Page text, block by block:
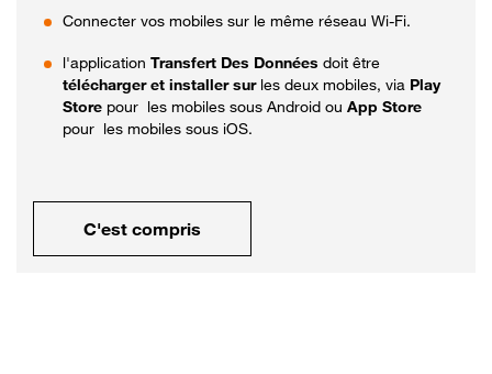
Connecter vos mobiles sur le même réseau Wi-Fi.
l'application Transfert Des Données doit être
télécharger et installer sur les deux mobiles, via Play
Store pour les mobiles sous Android ou App Store
pour les mobiles sous iOS.
C'est compris